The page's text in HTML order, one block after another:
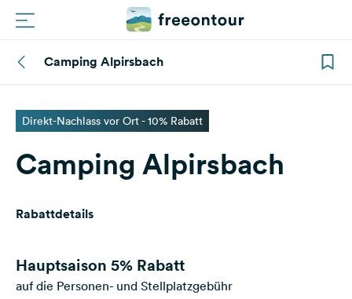
Routen
Plätze
Einloggen
Camping Alpirsbach
Direkt-Nachlass vor Ort - 10% Rabatt
Camping Alpirsbach
Rabattdetails
Hauptsaison 5% Rabatt
auf die Personen- und Stellplatzgebühr